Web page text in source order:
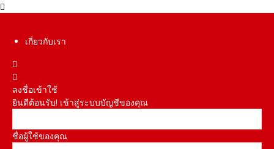
เกี่ยวกับเรา
ลงชื่อเข้าใช้
ยินดีต้อนรับ! เข้าสู่ระบบบัญชีของคุณ
ชื่อผู้ใช้ของคุณ